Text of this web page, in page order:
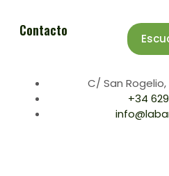
Contacto
C/ San Rogelio,
+34